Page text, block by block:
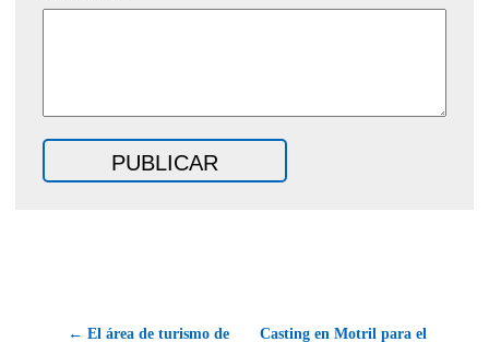
← El área de turismo de Casting en Motril para el